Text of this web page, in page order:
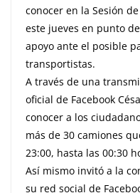
conocer en la Sesión
este jueves en punto
apoyo ante el posible
transportistas.
A través de una
oficial de Facebook
conocer a los
más de 30 camiones
23:00, hasta las 00:30
Así mismo invitó a la
su red social de